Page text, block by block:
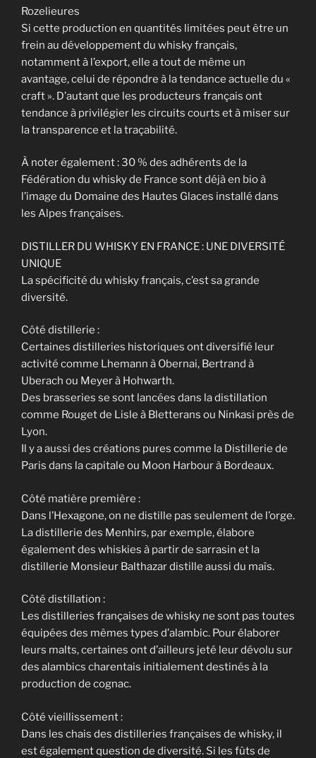
Rozelieures
Si cette production en quantités limitées peut être un
frein au développement du whisky français,
notamment à l’export, elle a tout de même un
avantage, celui de répondre à la tendance actuelle du «
craft ». D’autant que les producteurs français ont
tendance à privilégier les circuits courts et à miser sur
la transparence et la traçabilité.
À noter également : 30 % des adhérents de la
Fédération du whisky de France sont déjà en bio à
l’image du Domaine des Hautes Glaces installé dans
les Alpes françaises.
DISTILLER DU WHISKY EN FRANCE : UNE DIVERSITÉ
UNIQUE
La spécificité du whisky français, c’est sa grande
diversité.
Côté distillerie :
Certaines distilleries historiques ont diversifié leur
activité comme Lhemann à Obernai, Bertrand à
Uberach ou Meyer à Hohwarth.
Des brasseries se sont lancées dans la distillation
comme Rouget de Lisle à Bletterans ou Ninkasi près de
Lyon.
Il y a aussi des créations pures comme la Distillerie de
Paris dans la capitale ou Moon Harbour à Bordeaux.
Côté matière première :
Dans l’Hexagone, on ne distille pas seulement de l’orge.
La distillerie des Menhirs, par exemple, élabore
également des whiskies à partir de sarrasin et la
distillerie Monsieur Balthazar distille aussi du maïs.
Côté distillation :
Les distilleries françaises de whisky ne sont pas toutes
équipées des mêmes types d’alambic. Pour élaborer
leurs malts, certaines ont d’ailleurs jeté leur dévolu sur
des alambics charentais initialement destinés à la
production de cognac.
Côté vieillissement :
Dans les chais des distilleries françaises de whisky, il
est également question de diversité. Si les fûts de